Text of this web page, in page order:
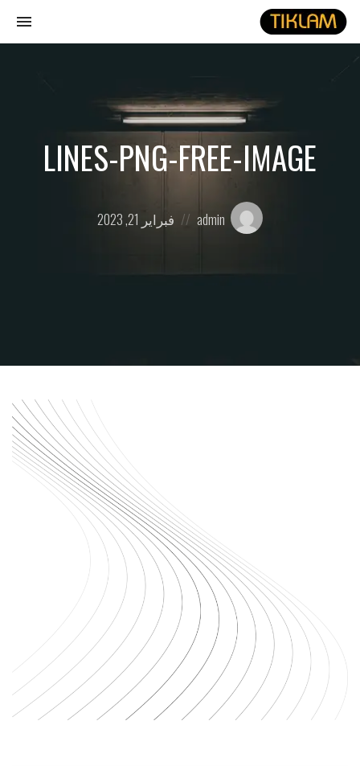
نصل
LINES-PNG-FREE-IMAGE
Posted
by:
admin
on
فبراير 21, 2023